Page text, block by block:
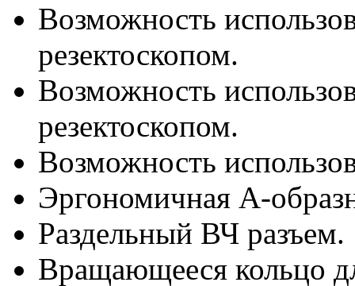
Возможность
резектоскопом.
Возможность
резектоскопом.
Возможность
Эргономичная А-
Раздельный ВЧ разъем.
Вращающееся кольцо